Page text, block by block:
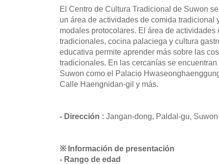
El Centro de Cultura Tradicional de Suwon
un área de actividades de comida tradicional
modales protocolares. El área de
tradicionales, cocina palaciega y cultura
educativa permite aprender más sobre las
tradicionales. En las cercanías se
Suwon como el Palacio
Calle Haengnidan-gil y más.
- Dirección : Jangan-dong, Paldal-gu,
※ Información de presentación
- Rango de edad